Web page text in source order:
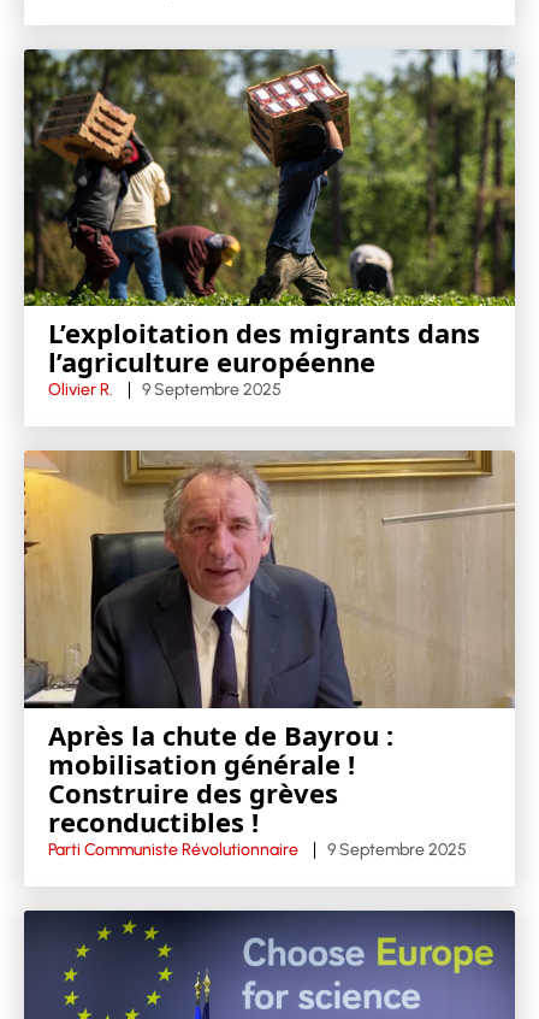
L’exploitation des migrants dans
l’agriculture européenne
Olivier R. 9 Septembre 2025
Après la chute de Bayrou :
mobilisation générale !
Construire des grèves
reconductibles !
Parti Communiste Révolutionnaire 9 Septembre 2025